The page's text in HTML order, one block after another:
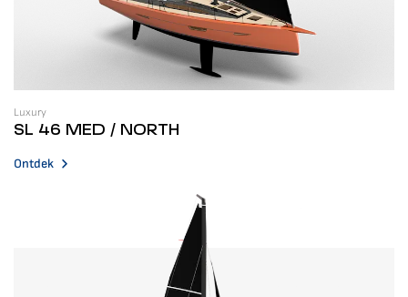
Luxury
SL 46 MED / NORTH
Ontdek